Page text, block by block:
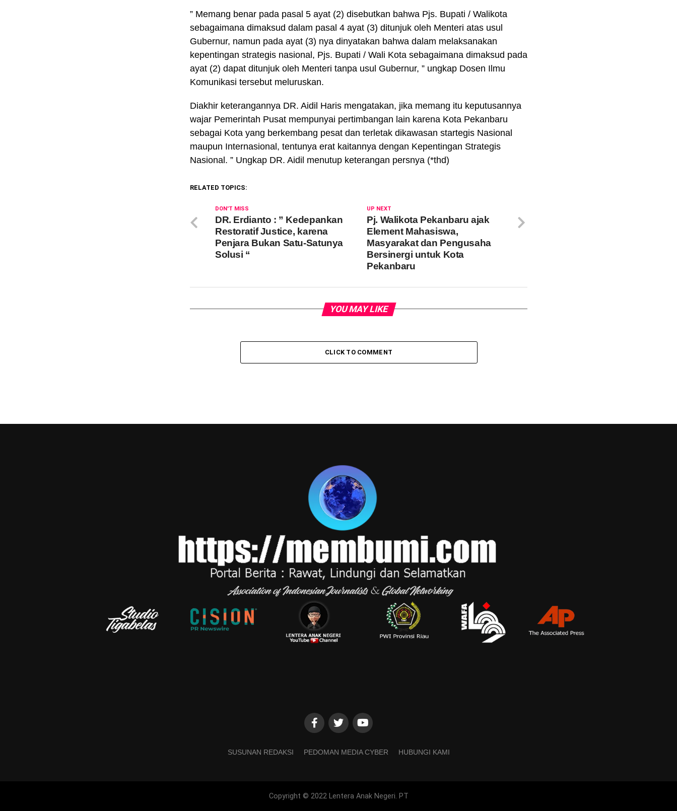
” Memang benar pada pasal 5 ayat (2) disebutkan bahwa Pjs. Bupati / Walikota
sebagaimana dimaksud dalam pasal 4 ayat (3) ditunjuk oleh Menteri atas usul
Gubernur, namun pada ayat (3) nya dinyatakan bahwa dalam melaksanakan
kepentingan strategis nasional, Pjs. Bupati / Wali Kota sebagaimana dimaksud pada
ayat (2) dapat ditunjuk oleh Menteri tanpa usul Gubernur, ” ungkap Dosen Ilmu
Komunikasi tersebut meluruskan.
Diakhir keterangannya DR. Aidil Haris mengatakan, jika memang itu keputusannya
wajar Pemerintah Pusat mempunyai pertimbangan lain karena Kota Pekanbaru
sebagai Kota yang berkembang pesat dan terletak dikawasan startegis Nasional
maupun Internasional, tentunya erat kaitannya dengan Kepentingan Strategis
Nasional. ” Ungkap DR. Aidil menutup keterangan persnya (*thd)
RELATED TOPICS:
UP NEXT
Pj. Walikota Pekanbaru ajak
Element Mahasiswa,
Masyarakat dan Pengusaha
Bersinergi untuk Kota
Pekanbaru
DON'T MISS
DR. Erdianto : ” Kedepankan
Restoratif Justice, karena
Penjara Bukan Satu-Satunya
Solusi “
YOU MAY LIKE
CLICK TO COMMENT
SUSUNAN REDAKSI PEDOMAN MEDIA CYBER HUBUNGI KAMI
Copyright © 2022 Lentera Anak Negeri. PT